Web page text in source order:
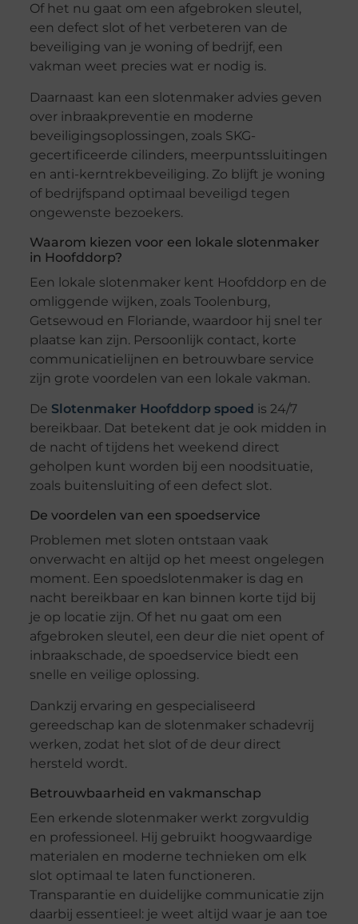
Of het nu gaat om een afgebroken sleutel,
een defect slot of het verbeteren van de
beveiliging van je woning of bedrijf, een
vakman weet precies wat er nodig is.
Daarnaast kan een slotenmaker advies geven
over inbraakpreventie en moderne
beveiligingsoplossingen, zoals SKG-
gecertificeerde cilinders, meerpuntssluitingen
en anti-kerntrekbeveiliging. Zo blijft je woning
of bedrijfspand optimaal beveiligd tegen
ongewenste bezoekers.
Waarom kiezen voor een lokale slotenmaker
in Hoofddorp?
Een lokale slotenmaker kent Hoofddorp en de
omliggende wijken, zoals Toolenburg,
Getsewoud en Floriande, waardoor hij snel ter
plaatse kan zijn. Persoonlijk contact, korte
communicatielijnen en betrouwbare service
zijn grote voordelen van een lokale vakman.
De Slotenmaker Hoofddorp spoed is 24/7
bereikbaar. Dat betekent dat je ook midden in
de nacht of tijdens het weekend direct
geholpen kunt worden bij een noodsituatie,
zoals buitensluiting of een defect slot.
De voordelen van een spoedservice
Problemen met sloten ontstaan vaak
onverwacht en altijd op het meest ongelegen
moment. Een spoedslotenmaker is dag en
nacht bereikbaar en kan binnen korte tijd bij
je op locatie zijn. Of het nu gaat om een
afgebroken sleutel, een deur die niet opent of
inbraakschade, de spoedservice biedt een
snelle en veilige oplossing.
Dankzij ervaring en gespecialiseerd
gereedschap kan de slotenmaker schadevrij
werken, zodat het slot of de deur direct
hersteld wordt.
Betrouwbaarheid en vakmanschap
Een erkende slotenmaker werkt zorgvuldig
en professioneel. Hij gebruikt hoogwaardige
materialen en moderne technieken om elk
slot optimaal te laten functioneren.
Transparantie en duidelijke communicatie zijn
daarbij essentieel: je weet altijd waar je aan toe